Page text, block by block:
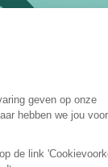
geven op onze
hebben we jou
de link